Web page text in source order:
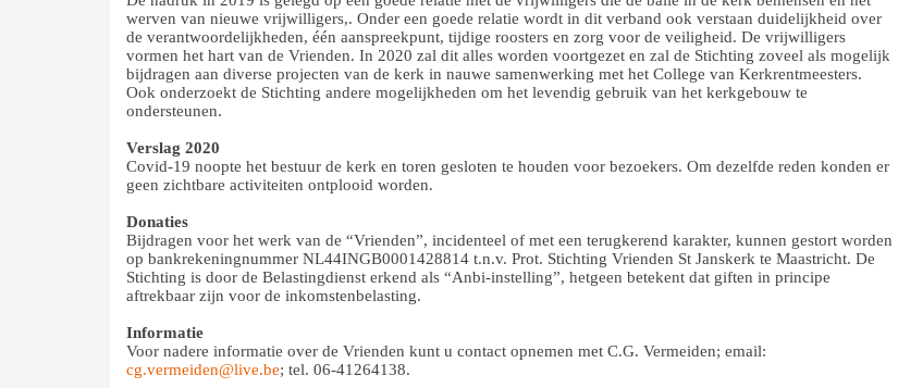
werven van nieuwe vrijwilligers,. Onder een goede relatie wordt in dit verband ook verstaan duidelijkheid over
de verantwoordelijkheden, één aanspreekpunt, tijdige roosters en zorg voor de veiligheid. De vrijwilligers
vormen het hart van de Vrienden. In 2020 zal dit alles worden voortgezet en zal de Stichting zoveel als mogelijk
bijdragen aan diverse projecten van de kerk in nauwe samenwerking met het College van Kerkrentmeesters.
Ook onderzoekt de Stichting andere mogelijkheden om het levendig gebruik van het kerkgebouw te
ondersteunen.
Verslag 2020
Covid-19 noopte het bestuur de kerk en toren gesloten te houden voor bezoekers. Om dezelfde reden konden er
geen zichtbare activiteiten ontplooid worden.
Donaties
Bijdragen voor het werk van de “Vrienden”, incidenteel of met een terugkerend karakter, kunnen gestort worden
op bankrekeningnummer NL44INGB0001428814 t.n.v. Prot. Stichting Vrienden St Janskerk te Maastricht. De
Stichting is door de Belastingdienst erkend als “Anbi-instelling”, hetgeen betekent dat giften in principe
aftrekbaar zijn voor de inkomstenbelasting.
Informatie
Voor nadere informatie over de Vrienden kunt u contact opnemen met C.G. Vermeiden; email:
cg.vermeiden@live.be; tel. 06-41264138.